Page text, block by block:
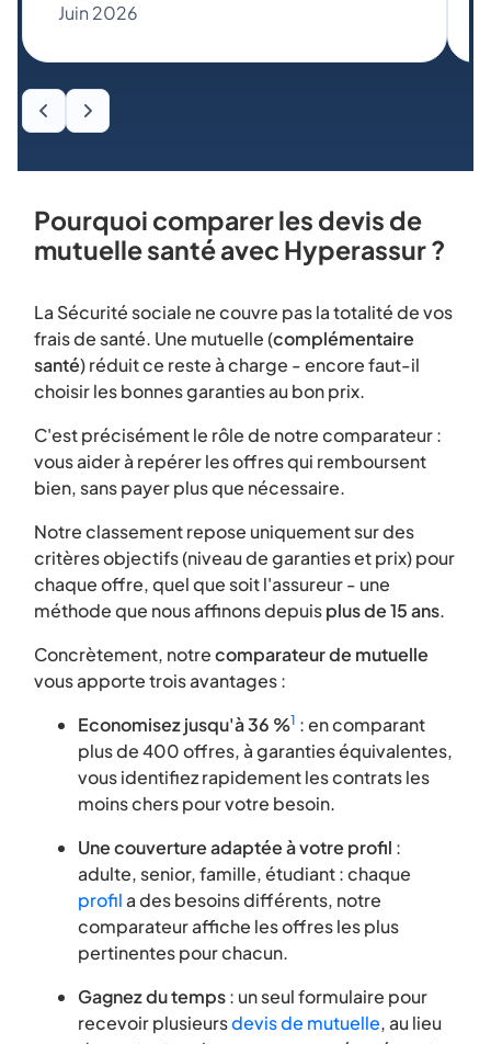
Juin 2026
Pourquoi comparer les devis de
mutuelle santé avec Hyperassur ?
La Sécurité sociale ne couvre pas la totalité de vos
frais de santé. Une mutuelle (complémentaire
santé) réduit ce reste à charge - encore faut-il
choisir les bonnes garanties au bon prix.
C'est précisément le rôle de notre comparateur :
vous aider à repérer les offres qui remboursent
bien, sans payer plus que nécessaire.
Notre classement repose uniquement sur des
critères objectifs (niveau de garanties et prix) pour
chaque offre, quel que soit l'assureur - une
méthode que nous affinons depuisplus de 15 ans.
Concrètement, notrecomparateur de mutuelle
vous apporte trois avantages :
Economisez jusqu'à 36 %1 : en comparant
plus de 400 offres, à garanties équivalentes,
vous identifiez rapidement les contrats les
moins chers pour votre besoin.
Une couverture adaptée à votre profil :
adulte, senior, famille, étudiant : chaque
profila des besoins différents, notre
comparateur affiche les offres les plus
pertinentes pour chacun.
Gagnez du temps: un seul formulaire pour
recevoir plusieursdevis de mutuelle, au lieu